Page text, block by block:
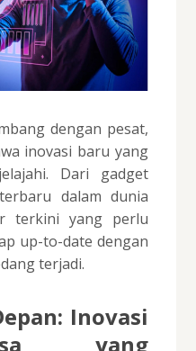
dengan pesat,
inovasi baru yang
Dari gadget
dalam dunia
terkini yang perlu
up-to-date dengan
terjadi.
Inovasi
yang